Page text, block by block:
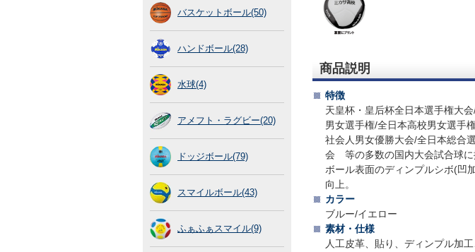
バスケットボール(50)
ハンドボール(28)
水球(4)
アメフト・ラグビー(20)
ドッジボール(79)
スマイルボール(43)
ふぁふぁスマイル(9)
商品説明
特徴
天皇杯・皇后杯全日本選手権大
男女選手権/全日本高校男女選手
社会人男女優勝大会/全日本総合
会 等の多数の国内大会試合球に
ボール表面のディンプルシボ(凹
向上。
カラー
ブルー/イエロー
素材・仕様
人工皮革、貼り、ディンプル加